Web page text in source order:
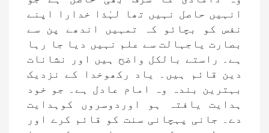
انہیں حاصل نہیں تھا لہٰذا خدارا اپنے
نفس کو بچائو کہ تمہیں اندھے پن سے
بصارت یاجہالت سے علم نہیں دیا جا رہا
ہے۔ راستے بالکل واضح ہیں اور نشانات
دین قائم ہیں۔ یاد رکھوخدا کے نزدیک
بہترین بندہ وہ امام عادل ہے۔ جو خود
ہدایت یافتہ ہو اوردوسروں کوہدایت
دے۔ جانی پہچانی سنت کو قائم کرے اور